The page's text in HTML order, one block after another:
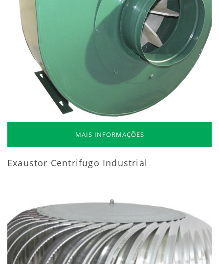
MAIS INFORMAÇÕES
Exaustor Centrifugo Industrial